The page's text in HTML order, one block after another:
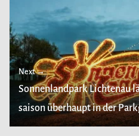
Next →
Sonnenlandpark Lichtenau
saison überhaupt in der